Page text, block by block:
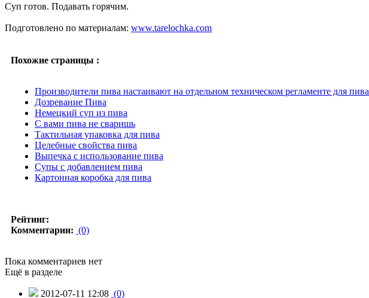
Суп готов. Подавать горячим.
Подготовлено по материалам: www.tarelochka.com
Похожие страницы :
Производители пива настаивают на отдельном техническом регламенте для пива
Дозревание Пива
Немецкий суп из пива
С вами пива не сваришь
Тактильная упаковка для пива
Целебные свойства пива
Выпечка с использование пива
Супы с добавлением пива
Картонная коробка для пива
Рейтинг:
Комментарии: (0)
Пока комментариев нет
Ещё в разделе
2012-07-11 12:08 (0)